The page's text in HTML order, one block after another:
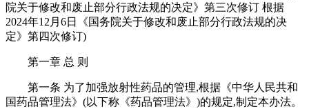
院关于修改和废止部分行政法规的决定》第三次修订 根据
2024年12月6日《国务院关于修改和废止部分行政法规的决
定》第四次修订)
第一章 总 则
第一条 为了加强放射性药品的管理,根据《中华人民共和
国药品管理法》(以下称《药品管理法》)的规定,制定本办法。